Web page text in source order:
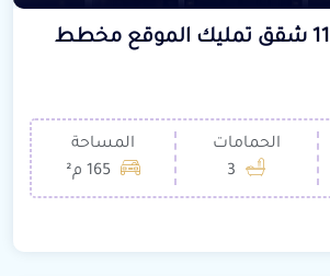
مشروع رقم 1139 شقق تمليك الموقع مخطط
الحمامات
3
المساحة
165 م²